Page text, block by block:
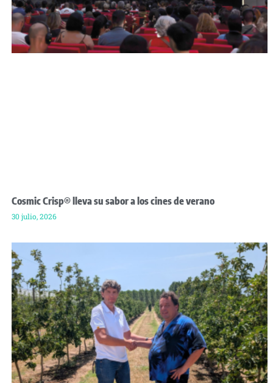
Cosmic Crisp® lleva su sabor a los cines de verano
30 julio, 2026